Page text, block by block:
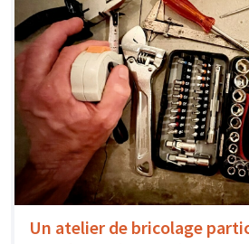
Un atelier de bricolage